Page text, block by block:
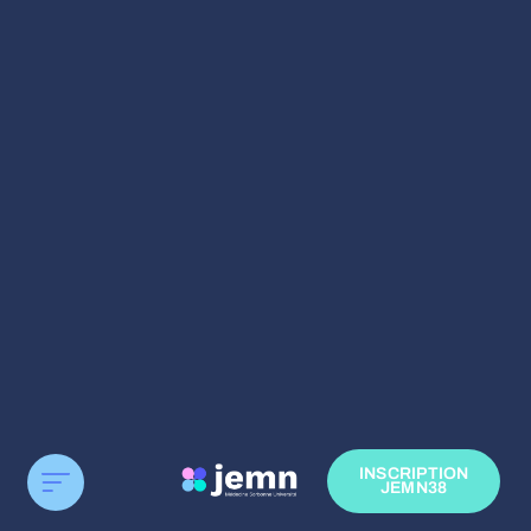
INSCRIPTION
JEMN38